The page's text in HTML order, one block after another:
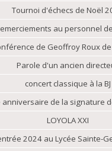
Tournoi d'échecs de Noël
au personnel
de Geoffroy Roux
Parole d'un ancien
concert classique à la BJ
anniversaire de la signature
LOYOLA XXI
2024 au Lycée Sainte-